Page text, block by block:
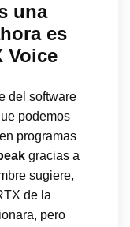
una
es
Voice
del software
podemos
programas
gracias a
sugiere,
de la
pero